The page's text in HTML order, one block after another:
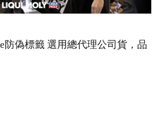
防偽標籤 選用總代理公司貨，品